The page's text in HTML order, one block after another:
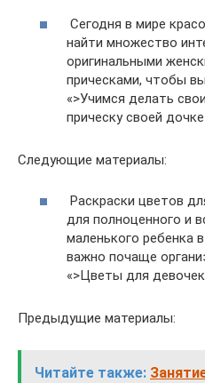
Сегодня в мире
найти множество
оригинальными
прическами, чтобы
«>Учимся делать
прическу своей дочке
Следующие материалы:
Раскраски цветов
для полноценного и
маленького ребенка
важно почаще
«>Цветы для
Предыдущие материалы:
Читайте также: